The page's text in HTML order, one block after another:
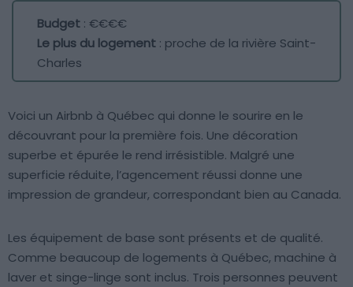
Budget : €€€€
Le plus du logement : proche de la rivière Saint-
Charles
Voici un Airbnb à Québec qui donne le sourire en le
découvrant pour la première fois. Une décoration
superbe et épurée le rend irrésistible. Malgré une
superficie réduite, l’agencement réussi donne une
impression de grandeur, correspondant bien au Canada.
Les équipement de base sont présents et de qualité.
Comme beaucoup de logements à Québec, machine à
laver et singe-linge sont inclus. Trois personnes peuvent